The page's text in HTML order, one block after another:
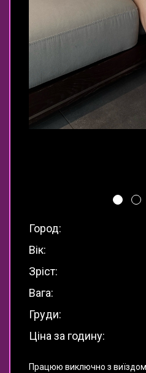
Город:
Вік:
Зріст:
Вага:
Груди:
Ціна за годину:
Працюю виключно з